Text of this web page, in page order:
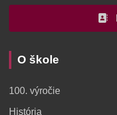
O škole
100. výročie
História